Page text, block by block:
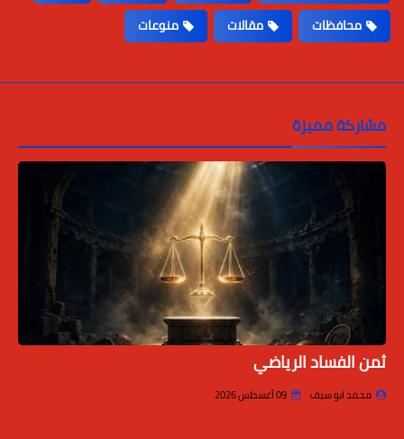
محافظات
مقالات منوعات
مشاركة مميزة
ثمن الفساد الرياضي
محمد ابو سيف 09 أغسطس 2026